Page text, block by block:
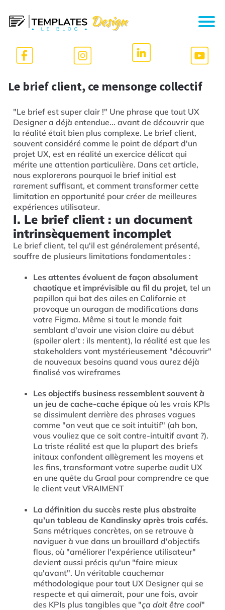
Le brief client, ce mensonge collectif
"Le brief est super clair !" Une phrase que tout UX
Designer a déjà entendue... avant de découvrir que
la réalité était bien plus complexe. Le brief client,
souvent considéré comme le point de départ d'un
projet UX, est en réalité un exercice délicat qui
mérite une attention particulière. Dans cet article,
nous explorerons pourquoi le brief initial est
rarement suffisant, et comment transformer cette
limitation en opportunité pour créer de meilleures
expériences utilisateur.
I. Le brief client : un document
intrinsèquement incomplet
Le brief client, tel qu'il est généralement présenté,
souffre de plusieurs limitations fondamentales :
Les attentes évoluent de façon absolument
chaotique et imprévisible au fil du projet, tel un
papillon qui bat des ailes en Californie et
provoque un ouragan de modifications dans
votre Figma. Même si tout le monde fait
semblant d'avoir une vision claire au début
(spoiler alert : ils mentent), la réalité est que les
stakeholders vont mystérieusement "découvrir"
de nouveaux besoins quand vous aurez déjà
finalisé vos wireframes
Les objectifs business ressemblent souvent à
un jeu de cache-cache épique où les vrais KPIs
se dissimulent derrière des phrases vagues
comme "on veut que ce soit intuitif" (ah bon,
vous vouliez que ce soit contre-intuitif avant ?).
La triste réalité est que la plupart des briefs
initaux confondent allègrement les moyens et
les fins, transformant votre superbe audit UX
en une quête du Graal pour comprendre ce que
le client veut VRAIMENT
La définition du succès reste plus abstraite
qu'un tableau de Kandinsky après trois cafés.
Sans métriques concrètes, on se retrouve à
naviguer à vue dans un brouillard d'objectifs
flous, où "améliorer l'expérience utilisateur"
devient aussi précis qu'un "faire mieux
qu'avant". Un véritable cauchemar
méthodologique pour tout UX Designer qui se
respecte et qui aimerait, pour une fois, avoir
des KPIs plus tangibles que "ça doit être cool"